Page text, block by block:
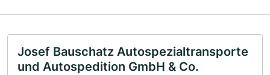
Josef Bauschatz Autospezialtransporte
und Autospedition GmbH & Co.